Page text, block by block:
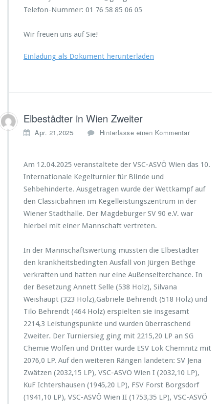
Telefon-Nummer: 01 76 58 85 06 05
Wir freuen uns auf Sie!
Einladung als Dokument herunterladen
Elbestädter in Wien Zweiter
Apr. 21,2025 Hinterlasse einen Kommentar
Am 12.04.2025 veranstaltete der VSC-ASVÖ Wien das 10.
Internationale Kegelturnier für Blinde und
Sehbehinderte. Ausgetragen wurde der Wettkampf auf
den Classicbahnen im Kegelleistungszentrum in der
Wiener Stadthalle. Der Magdeburger SV 90 e.V. war
hierbei mit einer Mannschaft vertreten.
In der Mannschaftswertung mussten die Elbestädter
den krankheitsbedingten Ausfall von Jürgen Bethge
verkraften und hatten nur eine Außenseiterchance. In
der Besetzung Annett Selle (538 Holz), Silvana
Weishaupt (323 Holz),Gabriele Behrendt (518 Holz) und
Tilo Behrendt (464 Holz) erspielten sie insgesamt
2214,3 Leistungspunkte und wurden überraschend
Zweiter. Der Turniersieg ging mit 2215,20 LP an SG
Chemie Wolfen und Dritter wurde ESV Lok Chemnitz mit
2076,0 LP. Auf den weiteren Rängen landeten: SV Jena
Zwätzen (2032,15 LP), VSC-ASVÖ Wien I (2032,10 LP),
KuF Ichtershausen (1945,20 LP), FSV Forst Borgsdorf
(1941,10 LP), VSC-ASVÖ Wien II (1753,35 LP), VSC-ASVÖ